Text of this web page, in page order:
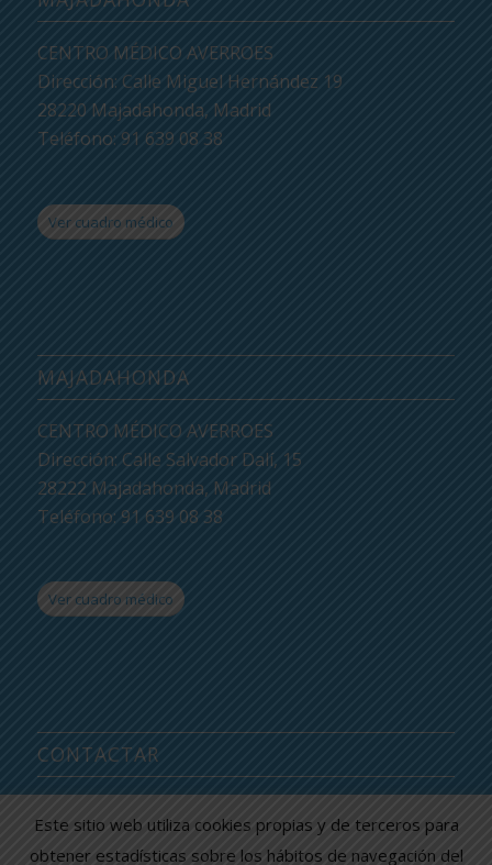
CENTRO MÉDICO AVERROES
Dirección: Calle Miguel Hernández 19
28220 Majadahonda, Madrid
Teléfono: 91 639 08 38
Ver cuadro médico
MAJADAHONDA
CENTRO MÉDICO AVERROES
Dirección: Calle Salvador Dalí, 15
28222 Majadahonda, Madrid
Teléfono: 91 639 08 38
Ver cuadro médico
CONTACTAR
Información y citas: 91 639 08 38
Este sitio web utiliza cookies propias y de terceros para
obtener estadísticas sobre los hábitos de navegación del